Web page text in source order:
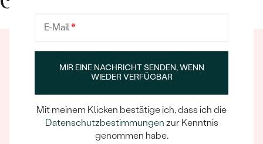
Ein Eppi-sches Erlebnis
Wenn Sie online oder persönlich einkaufen, können Sie
E-Mail*
MIR EINE NACHRICHT SENDEN, WENN
WIEDER VERFÜGBAR
Mit meinem Klicken bestätige ich, dass ich die
Datenschutzbestimmungen zur Kenntnis
genommen habe.